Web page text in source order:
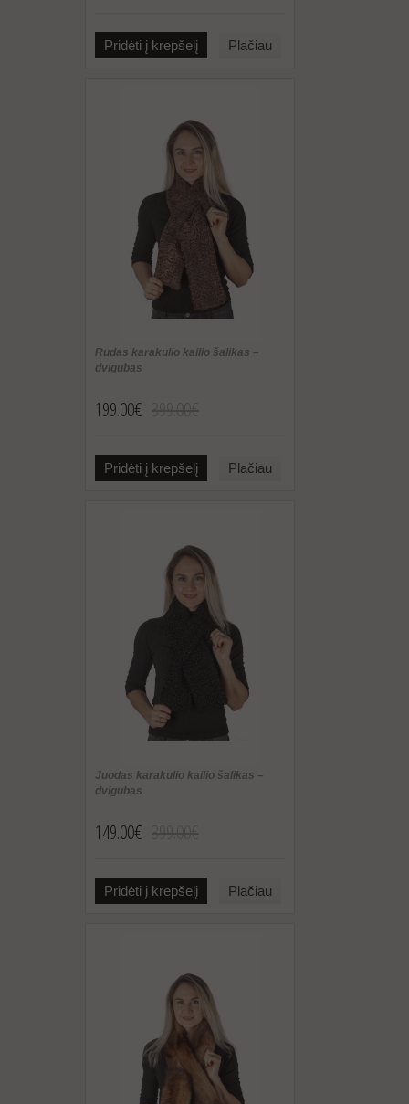
Pridėti į krepšelį Plačiau
Rudas karakulio kailio šalikas –
dvigubas
199.00€
Pridėti į krepšelį Plačiau
Juodas karakulio kailio šalikas –
dvigubas
149.00€
Pridėti į krepšelį Plačiau